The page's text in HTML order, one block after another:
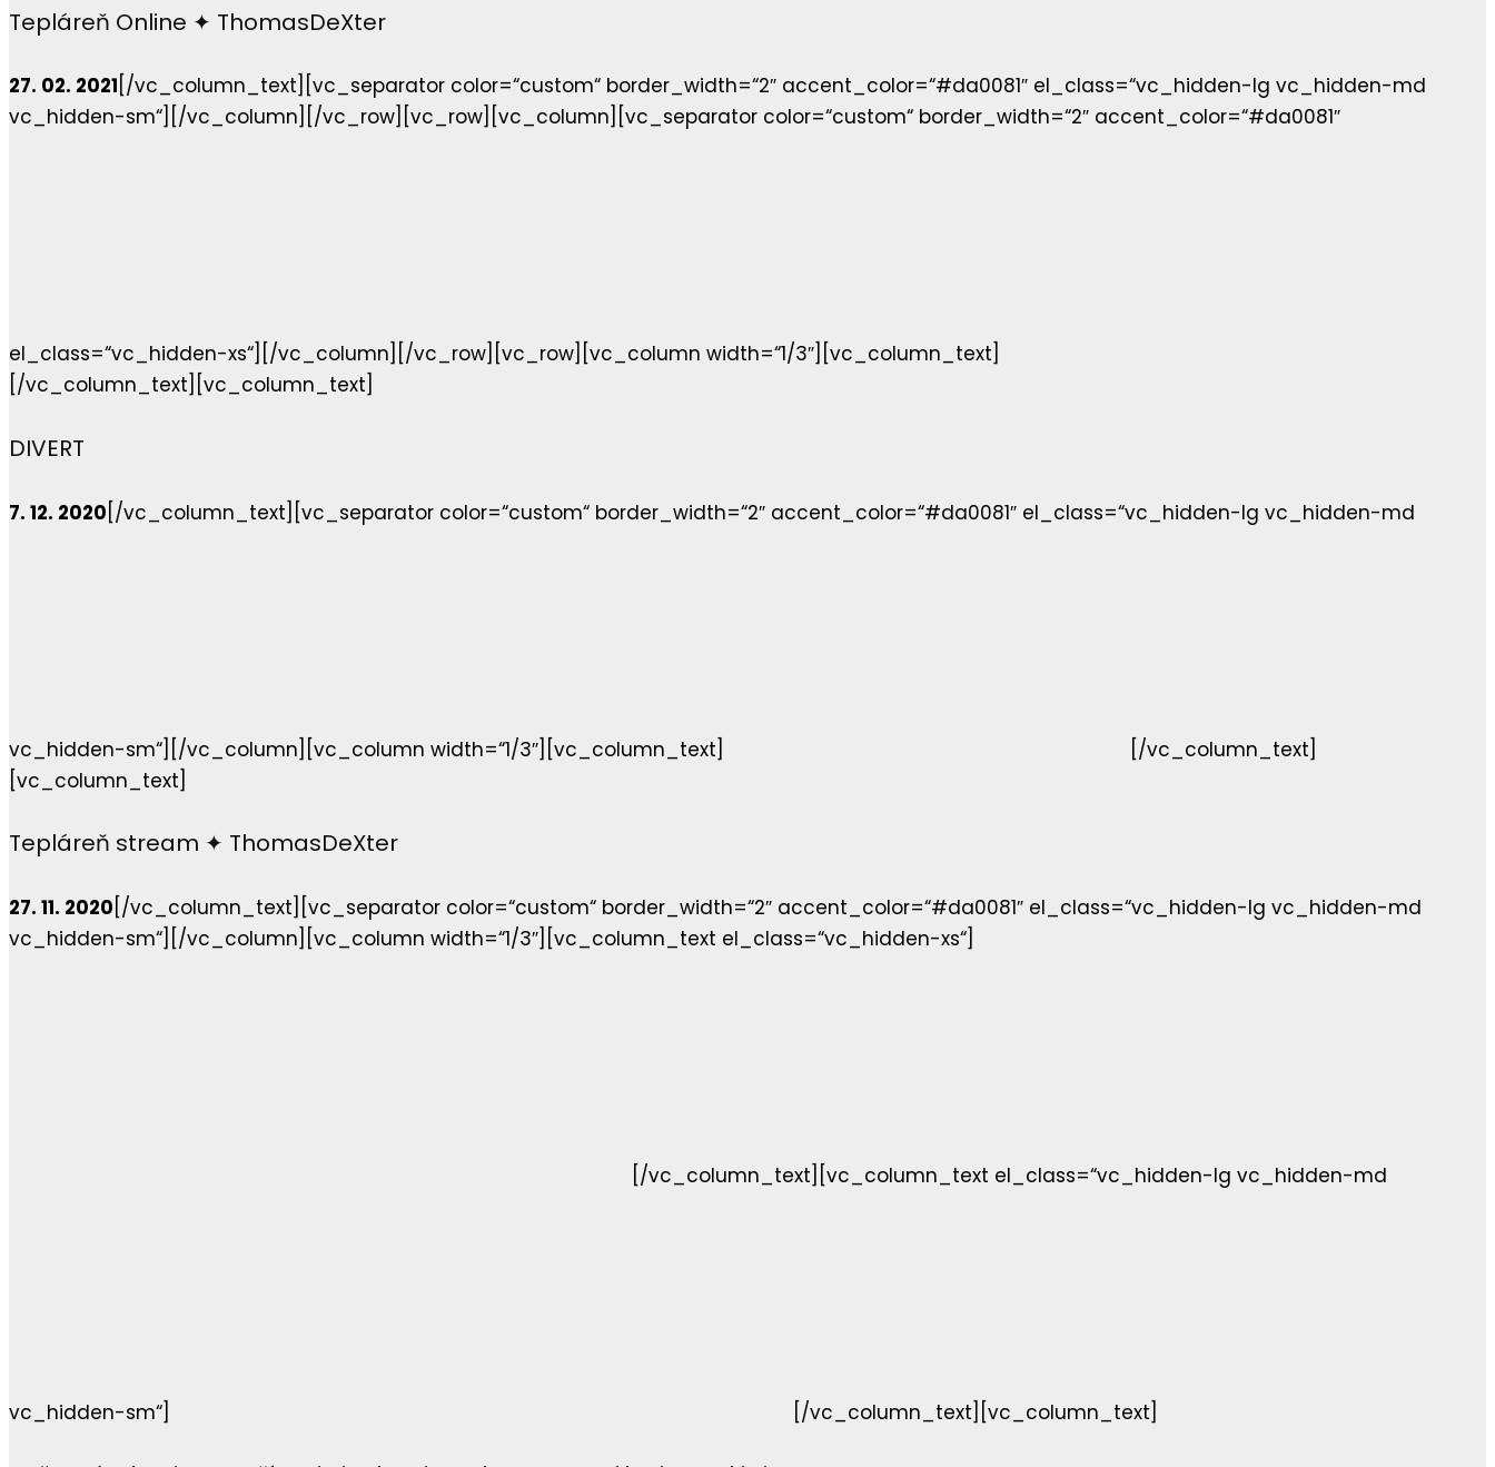
Tepláreň Online ✦ ThomasDeXter
27. 02. 2021 [/vc_column_text][vc_separator color=“custom“ border_width=“2″ accent_color=“#da0081″ el_class=“vc_hidden-lg vc_hidden-md
vc_hidden-sm“][/vc_column][/vc_row][vc_row][vc_column][vc_separator color=“custom“ border_width=“2″ accent_color=“#da0081″
el_class=“vc_hidden-xs“][/vc_column][/vc_row][vc_row][vc_column width=“1/3″][vc_column_text]
[/vc_column_text][vc_column_text]
DIVERT
7. 12. 2020 [/vc_column_text][vc_separator color=“custom“ border_width=“2″ accent_color=“#da0081″ el_class=“vc_hidden-lg vc_hidden-md
vc_hidden-sm“][/vc_column][vc_column width=“1/3″][vc_column_text]
[/vc_column_text]
[vc_column_text]
Tepláreň stream ✦ ThomasDeXter
27. 11. 2020 [/vc_column_text][vc_separator color=“custom“ border_width=“2″ accent_color=“#da0081″ el_class=“vc_hidden-lg vc_hidden-md
vc_hidden-sm“][/vc_column][vc_column width=“1/3″][vc_column_text el_class=“vc_hidden-xs“]
[/vc_column_text][vc_column_text el_class=“vc_hidden-lg vc_hidden-md
vc_hidden-sm“] [/vc_column_text][vc_column_text]